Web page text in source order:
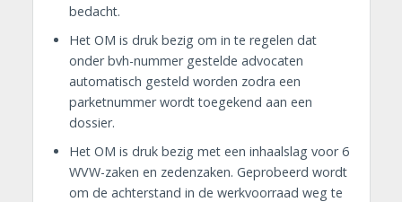
bedacht.
Het OM is druk bezig om in te regelen dat
onder bvh-nummer gestelde advocaten
automatisch gesteld worden zodra een
parketnummer wordt toegekend aan een
dossier.
Het OM is druk bezig met een inhaalslag voor 6
WVW-zaken en zedenzaken. Geprobeerd wordt
om de achterstand in de werkvoorraad weg te